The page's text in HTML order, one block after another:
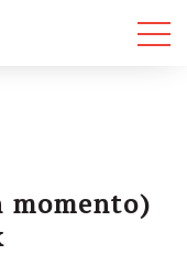
momento)